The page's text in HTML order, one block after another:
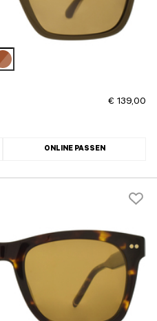
€ 139,00
ONLINE PASSEN